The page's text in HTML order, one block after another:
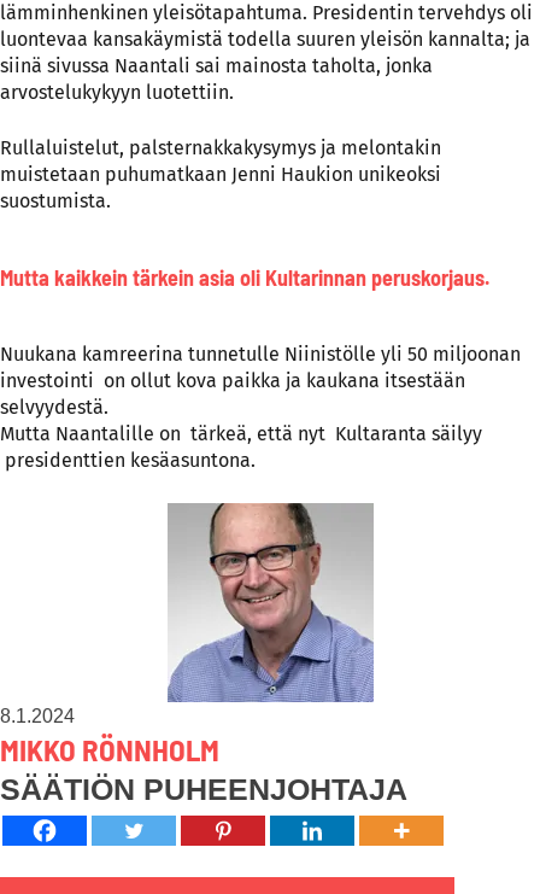
lämminhenkinen yleisötapahtuma. Presidentin tervehdys oli
luontevaa kansakäymistä todella suuren yleisön kannalta; ja
siinä sivussa Naantali sai mainosta taholta, jonka
arvostelukykyyn luotettiin.
Rullaluistelut, palsternakkakysymys ja melontakin
muistetaan puhumatkaan Jenni Haukion unikeoksi
suostumista.
Mutta kaikkein tärkein asia oli Kultarinnan peruskorjaus.
Nuukana kamreerina tunnetulle Niinistölle yli 50 miljoonan
investointi on ollut kova paikka ja kaukana itsestään
selvyydestä.
Mutta Naantalille on tärkeä, että nyt Kultaranta säilyy
presidenttien kesäasuntona.
8.1.2024
MIKKO RÖNNHOLM
SÄÄTIÖN PUHEENJOHTAJA